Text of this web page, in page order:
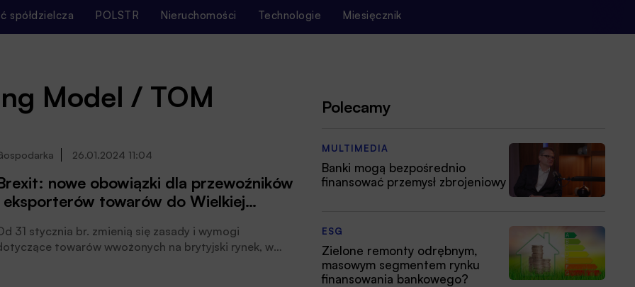
spółdzielcza POLSTR Nieruchomości Technologie Miesięcznik
Model / TOM
26.01.2024 11:04
nowe obowiązki dla przewoźników
eksporterów towarów do Wielkiej
31 stycznia br. zmienią się zasady i wymogi
towarów wwożonych na brytyjski rynek, w
Polecamy
MULTIMEDIA
Banki mogą bezpośrednio
finansować przemysł zbrojeniowy
ESG
Zielone remonty odrębnym,
masowym segmentem rynku
finansowania bankowego?